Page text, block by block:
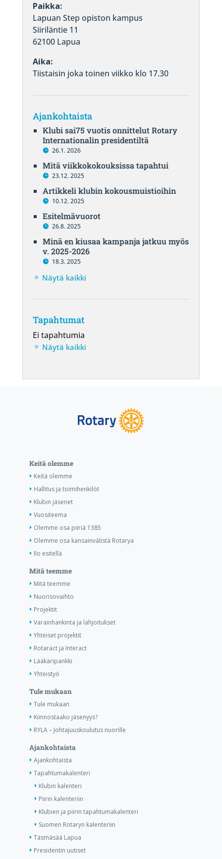
Paikka:
Lapuan Step opiston kampus
Siiriläntie 11
62100 Lapua
Aika:
Tiistaisin joka toinen viikko klo 17.30
Ajankohtaista
Klubi sai75 vuotis onnittelut Rotary
Internationalin presidentiltä
26.1. 2026
Mitä viikkokokouksissa tapahtui
23.12. 2025
Artikkeli klubin kokousmuistioihin
10.12. 2025
Esitelmävuorot
26.8. 2025
Minä en kiusaa kampanja jatkuu myös
v. 2025-2026
18.3. 2025
Näytä kaikki
Tapahtumat
Ei tapahtumia
Näytä kaikki
Keitä olemme
Keitä olemme
Hallitus ja toimihenkilöt
Klubin jäsenet
Vuositeema
Olemme osa piiriä 1385
Olemme osa kansainvälistä Rotarya
Ilo esitellä
Mitä teemme
Mitä teemme
Nuorisovaihto
Projektit
Varainhankinta ja lahjoitukset
Yhteiset projektit
Rotaract ja Interact
Lääkäripankki
Yhteistyö
Tule mukaan
Tule mukaan
Kiinnostaako jäsenyys?
RYLA – Johtajuuskoulutus nuorille
Ajankohtaista
Ajankohtaista
Tapahtumakalenteri
Klubin kalenteri
Piirin kalenteriin
Klubien ja piirin tapahtumakalenteri
Suomen Rotaryn kalenteriin
Täsmäsää Lapua
Presidentin uutiset